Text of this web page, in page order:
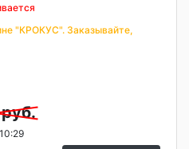
"КРОКУС". Заказывайте,